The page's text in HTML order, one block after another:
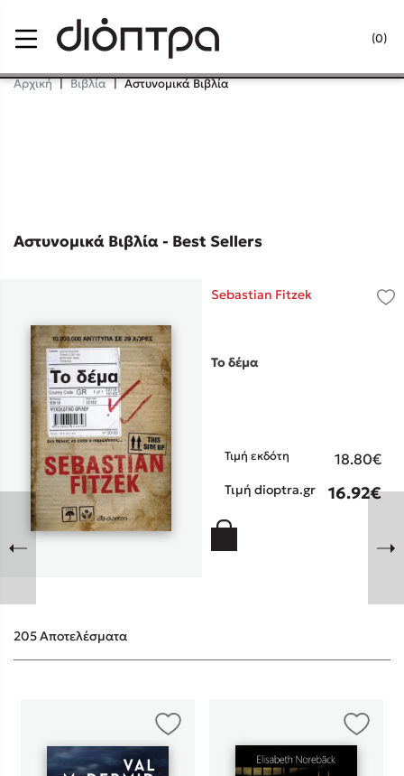
(0)
Κλείσιμο
Χάρης Πολίτης
Καθρέφτης
Sebastian Fitzek
Το λεξικό της ζωής σου
Αρχική | Βιβλία | Αστυνομικά Βιβλία
Αστυνομικά Βιβλία - Best Sellers
Sebastian Fitzek
Το δέμα
Τιμή εκδότη 18.80€
Τιμή dioptra.gr 16.92€
205 Αποτελέσματα